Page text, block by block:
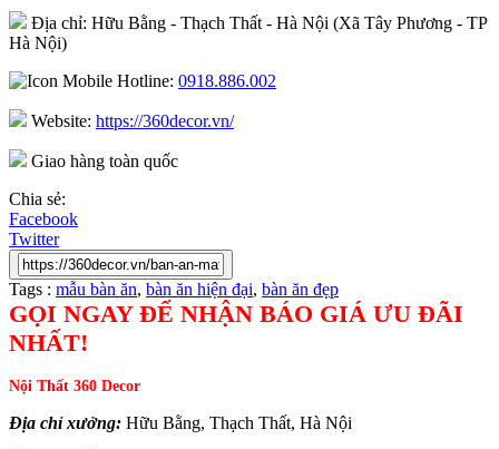
Địa chỉ: Hữu Bằng - Thạch Thất - Hà Nội (Xã Tây Phương - TP
Hà Nội)
Hotline: 0918.886.002
Website: https://360decor.vn/
Giao hàng toàn quốc
Chia sẻ:
Facebook
Twitter
Tags : mẫu bàn ăn, bàn ăn hiện đại, bàn ăn đẹp
GỌI NGAY ĐỂ NHẬN BÁO GIÁ ƯU ĐÃI
NHẤT!
Nội Thất 360 Decor
Địa chỉ xưởng: Hữu Bằng, Thạch Thất, Hà Nội